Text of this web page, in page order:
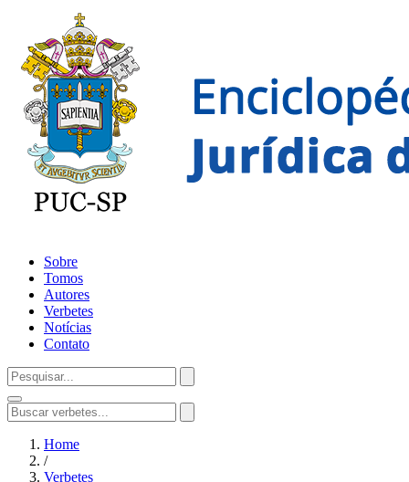
Sobre
Tomos
Autores
Verbetes
Notícias
Contato
Home
/
Verbetes